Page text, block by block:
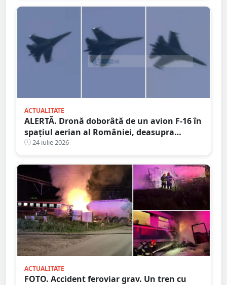
ACTUALITATE
ALERTĂ. Dronă doborâtă de un avion F-16 în
spațiul aerian al României, deasupra
județului Buzău
24 iulie 2026
ACTUALITATE
FOTO. Accident feroviar grav. Un tren cu